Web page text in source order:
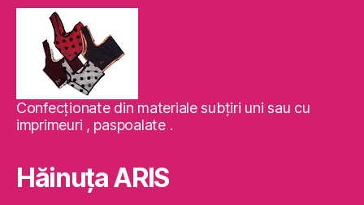
Confecţionate din materiale subţiri uni sau cu
imprimeuri , paspoalate .
Hăinuţa ARIS